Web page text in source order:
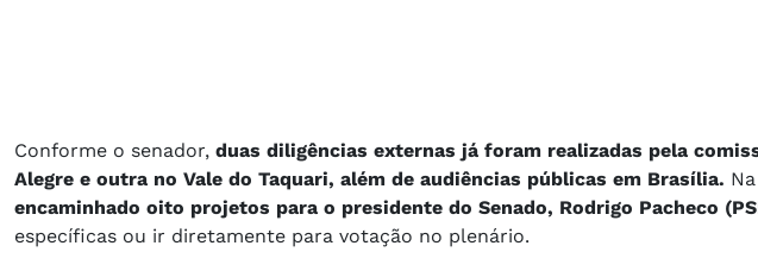
Conforme o senador, duas diligências externas já foram realizadas pela
Alegre e outra no Vale do Taquari, além de audiências públicas em Brasília.
encaminhado oito projetos para o presidente do Senado, Rodrigo Pacheco
específicas ou ir diretamente para votação no plenário.